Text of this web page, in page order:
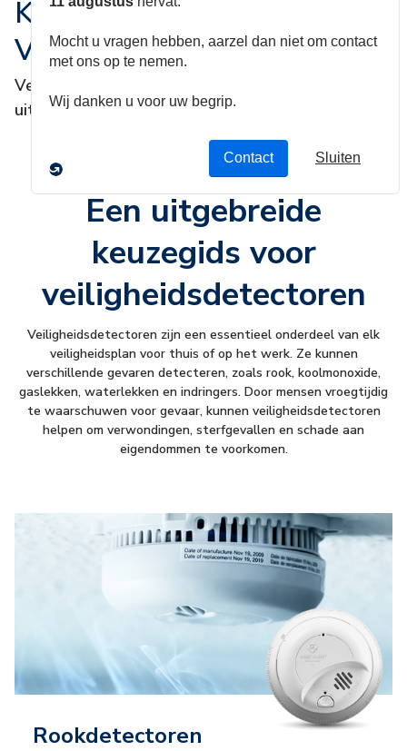
Koopgids voor
Veiligheidsdetectoren
Veelvoorkomende soorten sensoren voor
uitgebreide veiligheid
Een uitgebreide
keuzegids voor
veiligheidsdetectoren
Veiligheidsdetectoren zijn een essentieel onderdeel van elk
veiligheidsplan voor thuis of op het werk. Ze kunnen
verschillende gevaren detecteren, zoals rook, koolmonoxide,
gaslekken, waterlekken en indringers. Door mensen vroegtijdig
te waarschuwen voor gevaar, kunnen veiligheidsdetectoren
helpen om verwondingen, sterfgevallen en schade aan
eigendommen te voorkomen.
Rookdetectoren